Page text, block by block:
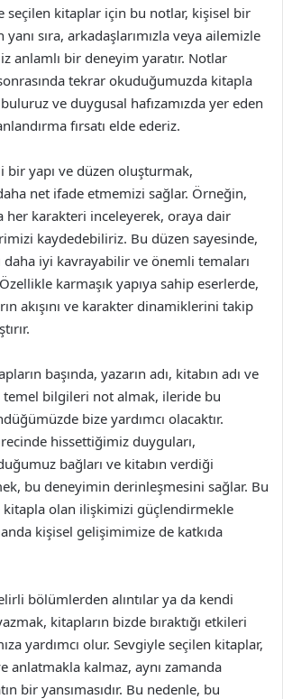
seçilen kitaplar için bu notlar, kişisel bir
sıra, arkadaşlarımızla veya ailemizle
anlamlı bir deneyim yaratır. Notlar
tekrar okuduğumuzda kitapla
ve duygusal hafızamızda yer eden
fırsatı elde ederiz.
bir yapı ve düzen oluşturmak,
net ifade etmemizi sağlar. Örneğin,
her karakteri inceleyerek, oraya dair
kaydedebiliriz. Bu düzen sayesinde,
iyi kavrayabilir ve önemli temaları
karmaşık yapıya sahip eserlerde,
akışını ve karakter dinamiklerini takip
başında, yazarın adı, kitabın adı ve
bilgileri not almak, ileride bu
bize yardımcı olacaktır.
hissettiğimiz duyguları,
bağları ve kitabın verdiği
bu deneyimin derinleşmesini sağlar. Bu
kitapla olan ilişkimizi güçlendirmekle
kişisel gelişimimize de katkıda
bölümlerden alıntılar ya da kendi
kitapların bizde bıraktığı etkileri
yardımcı olur. Sevgiyle seçilen kitaplar,
anlatmakla kalmaz, aynı zamanda
bir yansımasıdır. Bu nedenle, bu